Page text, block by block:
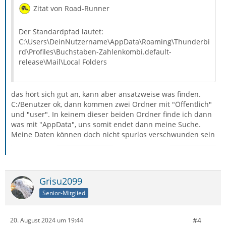
Zitat von Road-Runner
Der Standardpfad lautet:
C:\Users\DeinNutzername\AppData\Roaming\Thunderbi
rd\Profiles\Buchstaben-Zahlenkombi.default-
release\Mail\Local Folders
das hört sich gut an, kann aber ansatzweise was finden.
C:/Benutzer ok, dann kommen zwei Ordner mit "Öffentlich"
und "user". In keinem dieser beiden Ordner finde ich dann
was mit "AppData", uns somit endet dann meine Suche.
Meine Daten können doch nicht spurlos verschwunden sein
Grisu2099
Senior-Mitglied
20. August 2024 um 19:44 #4